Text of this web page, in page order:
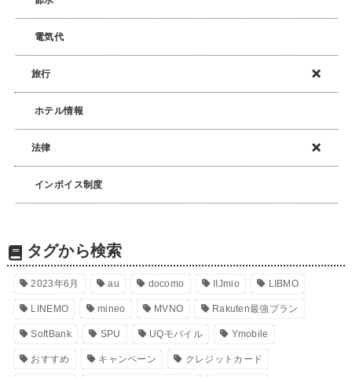
電気代
旅行
ホテル情報
法律
インボイス制度
タグから検索
2023年6月 au docomo IIJmio LIBMO
LINEMO mineo MVNO Rakuten最強プラン
SoftBank SPU UQモバイル Ymobile
おすすめ キャンペーン クレジットカード